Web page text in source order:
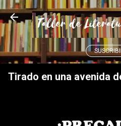
Ir al
Tirado en una avenida